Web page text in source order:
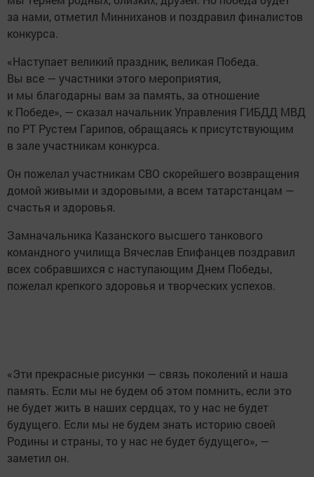
за нами, отметил Минниханов и поздравил финалистов
конкурса.
«Наступает великий праздник, великая Победа.
Вы все — участники этого мероприятия,
и мы благодарны вам за память, за отношение
к Победе», — сказал начальник Управления ГИБДД МВД
по РТ Рустем Гарипов, обращаясь к присутствующим
в зале участникам конкурса.
Он пожелал участникам СВО скорейшего возвращения
домой живыми и здоровыми, а всем татарстанцам —
счастья и здоровья.
Замначальника Казанского высшего танкового
командного училища Вячеслав Епифанцев поздравил
всех собравшихся с наступающим Днем Победы,
пожелал крепкого здоровья и творческих успехов.
«Эти прекрасные рисунки — связь поколений и наша
память. Если мы не будем об этом помнить, если это
не будет жить в наших сердцах, то у нас не будет
будущего. Если мы не будем знать историю своей
Родины и страны, то у нас не будет будущего», —
заметил он.